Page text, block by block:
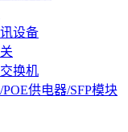
设备
换机
供电器/SFP模块